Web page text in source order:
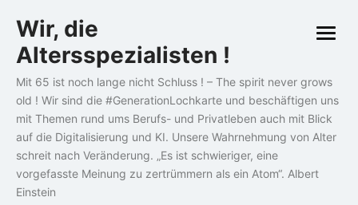
to
content
Wir, die
Altersspezialisten !
Mit 65 ist noch lange nicht Schluss ! – The spirit never grows
old ! Wir sind die #GenerationLochkarte und beschäftigen uns
mit Themen rund ums Berufs- und Privatleben auch mit Blick
auf die Digitalisierung und KI. Unsere Wahrnehmung von Alter
schreit nach Veränderung. „Es ist schwieriger, eine
vorgefasste Meinung zu zertrümmern als ein Atom“. Albert
Einstein
open